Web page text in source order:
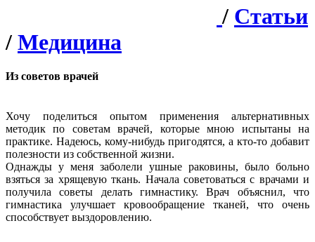
/ Статьи
/ Медицина
Из советов врачей
Хочу поделиться опытом применения альтернативных
методик по советам врачей, которые мною испытаны на
практике. Надеюсь, кому-нибудь пригодятся, а кто-то добавит
полезности из собственной жизни.
Однажды у меня заболели ушные раковины, было больно
взяться за хрящевую ткань. Начала советоваться с врачами и
получила советы делать гимнастику. Врач объяснил, что
гимнастика улучшает кровообращение тканей, что очень
способствует выздоровлению.